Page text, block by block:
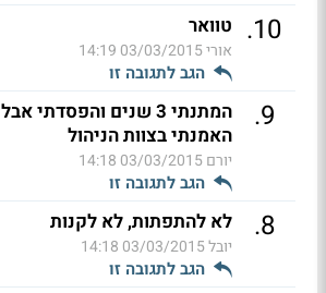
10
. טוואר
אורי03/03/2015 14:19
הגב לתגובה זו
9
.
המתנתי 3 שנים והפסדתי אבל
האמנתי בצוות הניהול
יורם03/03/2015 14:18
הגב לתגובה זו
8
. לא להתפתות, לא לקנות
יובל03/03/2015 14:18
הגב לתגובה זו